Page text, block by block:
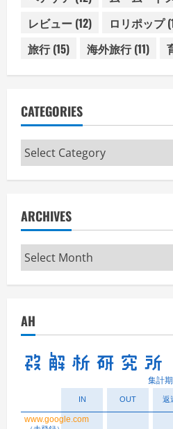
レビュー (12) ロリポップ
旅行(15) 海外旅行(11)
CATEGORIES
Categories
ARCHIVES
Archives
AH